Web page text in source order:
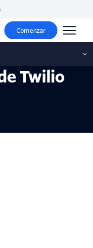
Comenzarpara
en
Twilio